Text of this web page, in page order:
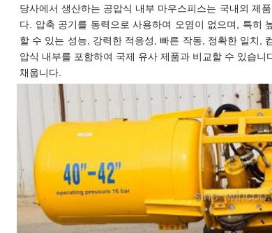
당사에서 생산하는 공압식 내부 마우스피스는 국내외 제
다. 압축 공기를 동력으로 사용하여 오염이 없으며, 특히
할 수 있는 성능, 강력한 적응성, 빠른 작동, 정확한 일치,
압식 내부를 포함하여 국제 유사 제품과 비교할 수 있습니
채웁니다.